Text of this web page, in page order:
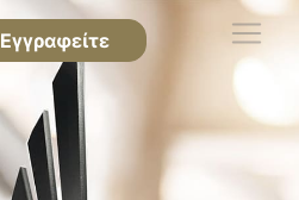
Εγγραφείτε